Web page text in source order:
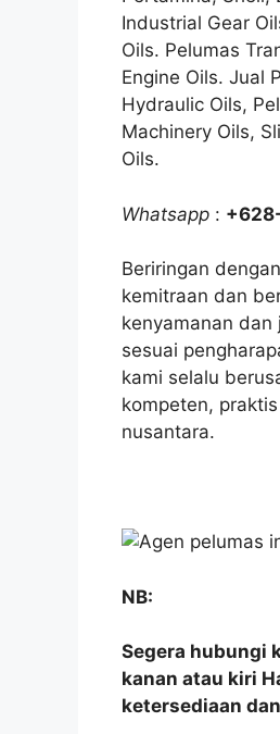
Industrial Gear
Oils. Pelumas
Engine Oils. Jual
Hydraulic Oils,
Machinery Oils,
Oils.
Whatsapp :
Beriringan
kemitraan dan
kenyamanan
sesuai
kami selalu
kompeten,
nusantara.
NB:
Segera hubungi
kanan atau kiri
ketersediaan